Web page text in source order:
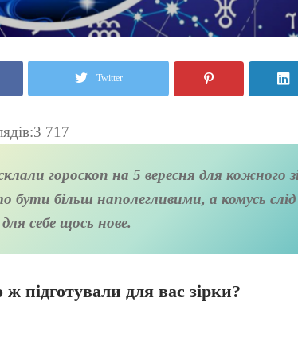
Twitter
3 717
гороскоп на 5 вересня для кожного зі
бути більш наполегливими, а комусь слід
себе щось нове.
підготували для вас зірки?